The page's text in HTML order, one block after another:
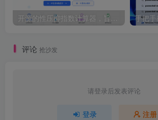
评论 抢沙发
请登录后发表评论
登录 注册